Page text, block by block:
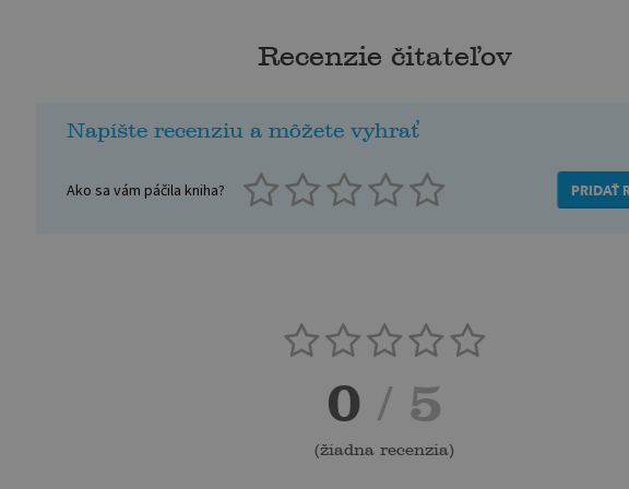
Recenzie čitateľov
Napíšte recenziu a môžete vyhrať
Ako sa vám páčila kniha? PRIDAŤ
0 / 5
(žiadna recenzia)